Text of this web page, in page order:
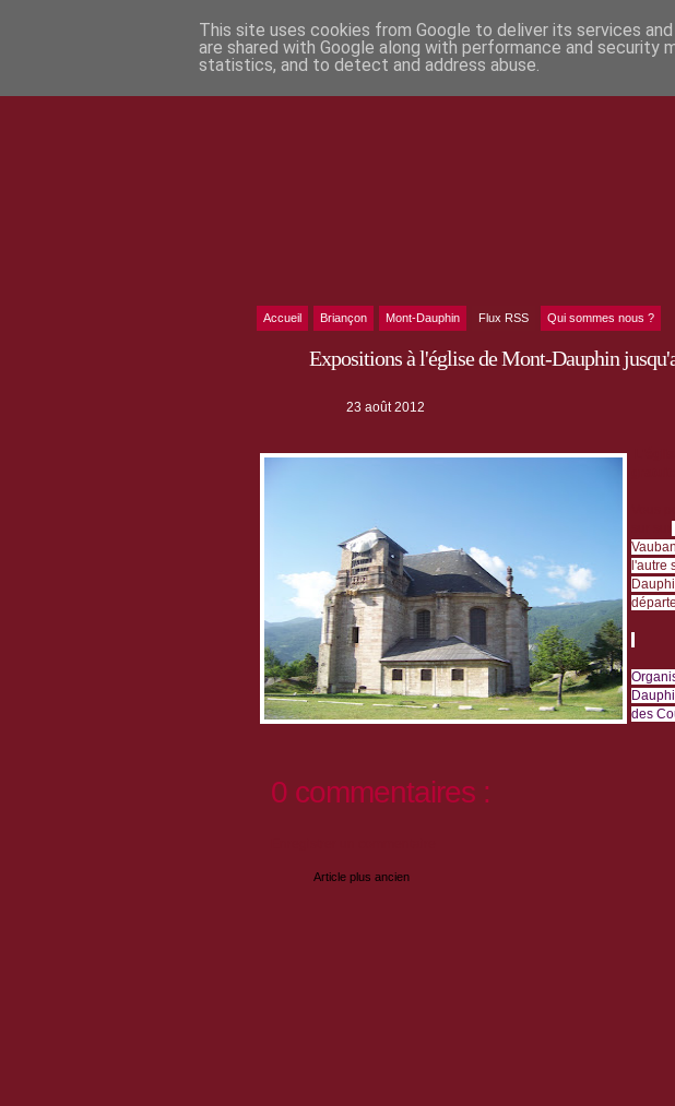
Accueil Briançon Mont-Dauphin Flux RSS Qui sommes nous ?
Expositions à l'église de Mont-Dauphin
23 août 2012
l'autre
des
0 commentaires :
Article plus ancien
This site uses cookies from Google to deliver its services
are shared with Google along with performance and
statistics, and to detect and address abuse.